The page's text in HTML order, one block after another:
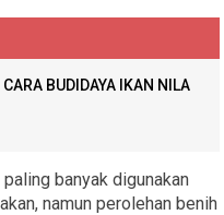
CARA BUDIDAYA IKAN NILA
banyak digunakan
namun perolehan benih